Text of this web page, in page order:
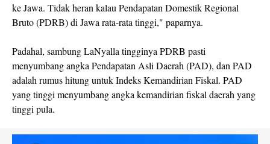
ke Jawa. Tidak heran kalau Pendapatan Domestik Regional
Bruto (PDRB) di Jawa rata-rata tinggi," paparnya.
Padahal, sambung LaNyalla tingginya PDRB pasti
menyumbang angka Pendapatan Asli Daerah (PAD), dan PAD
adalah rumus hitung untuk Indeks Kemandirian Fiskal. PAD
yang tinggi menyumbang angka kemandirian fiskal daerah yang
tinggi pula.